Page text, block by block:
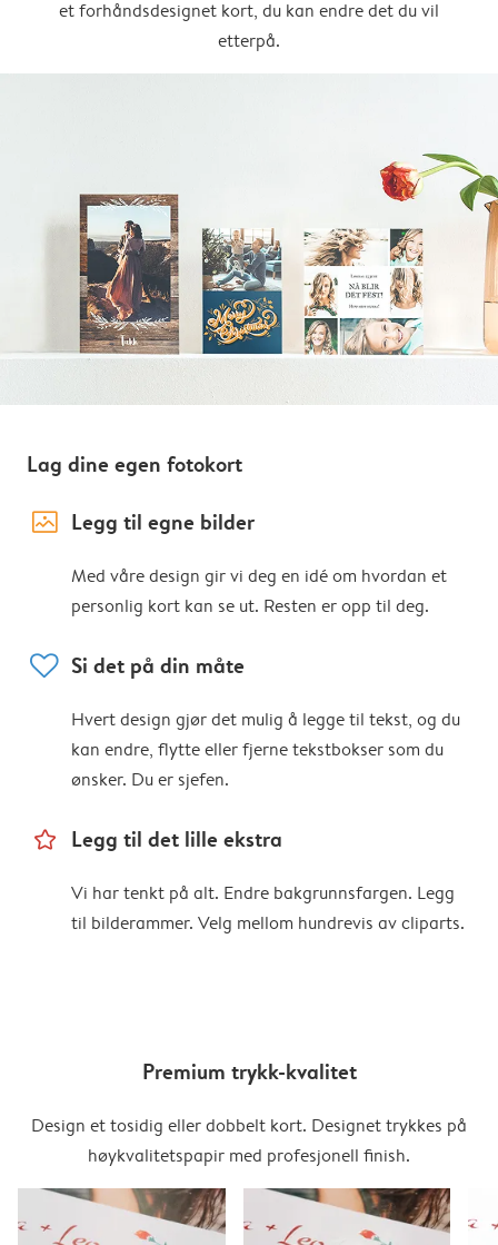
et forhåndsdesignet kort, du kan endre det du vil
etterpå.
Lag dine egen fotokort
image_placeholder Legg til egne bilder
Med våre design gir vi deg en idé om hvordan et
personlig kort kan se ut. Resten er opp til deg.
heart Si det på din måte
Hvert design gjør det mulig å legge til tekst, og du
kan endre, flytte eller fjerne tekstbokser som du
ønsker. Du er sjefen.
star_outline Legg til det lille ekstra
Vi har tenkt på alt. Endre bakgrunnsfargen. Legg
til bilderammer. Velg mellom hundrevis av cliparts.
Premium trykk-kvalitet
Design et tosidig eller dobbelt kort. Designet trykkes på
høykvalitetspapir med profesjonell finish.